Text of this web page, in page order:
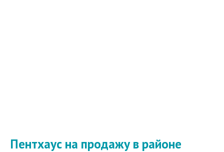
Пентхаус на продажу в районе